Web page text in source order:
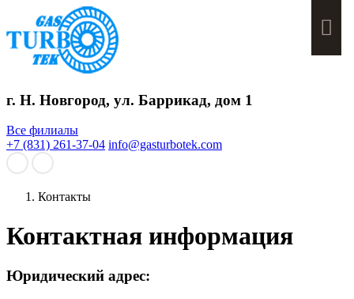
г. Н. Новгород, ул. Баррикад, дом 1
Все филиалы
+7 (831) 261-37-04 info@gasturbotek.com
Контакты
Контактная информация
Юридический адрес: